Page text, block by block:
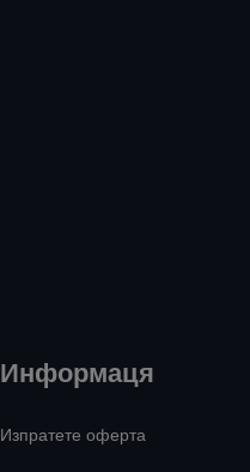
Информаця
Изпратете оферта